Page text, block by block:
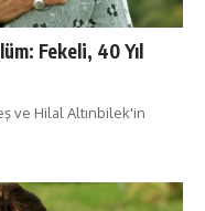
Fekeli, 40 Yıl
ve Hilal Altınbilek'in